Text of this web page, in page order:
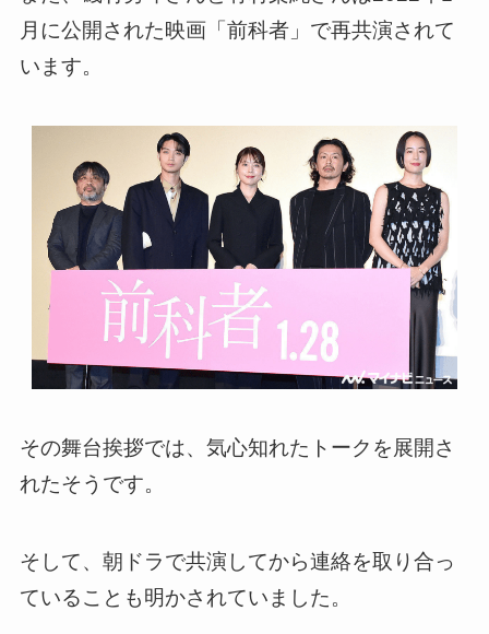
月に公開された映画「前科者」で再共演されて
います。
その舞台挨拶では、気心知れたトークを展開さ
れたそうです。
そして、朝ドラで共演してから連絡を取り合っ
ていることも明かされていました。